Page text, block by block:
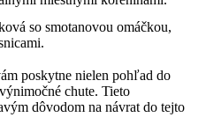
so smotanovou omáčkou,
poskytne nielen pohľad do
chute. Tieto
dôvodom na návrat do tejto